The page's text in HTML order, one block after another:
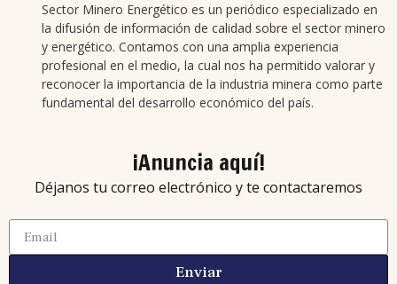
Sector Minero Energético es un periódico especializado en
la difusión de información de calidad sobre el sector minero
y energético. Contamos con una amplia experiencia
profesional en el medio, la cual nos ha permitido valorar y
reconocer la importancia de la industria minera como parte
fundamental del desarrollo económico del país.
¡Anuncia aquí!
Déjanos tu correo electrónico y te contactaremos
Enviar